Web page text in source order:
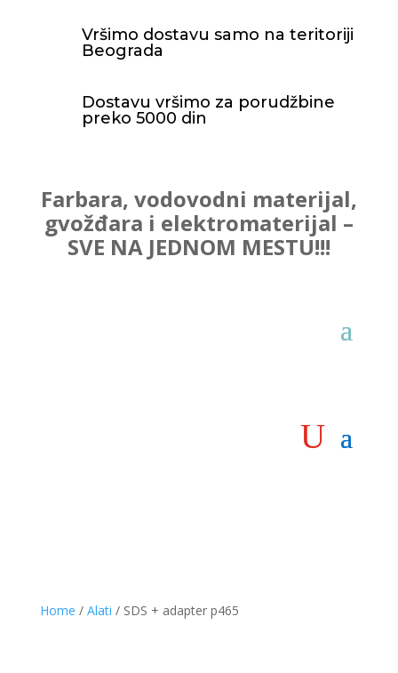
Vršimo dostavu samo na teritoriji
Beograda
Dostavu vršimo za porudžbine
preko 5000 din
Farbara, vodovodni materijal,
gvožđara i elektromaterijal –
SVE NA JEDNOM MESTU!!!
Home / Alati / SDS + adapter p465